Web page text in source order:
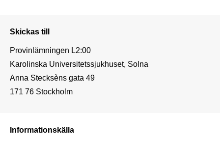
Skickas till
Provinlämningen L2:00
Karolinska Universitetssjukhuset, Solna
Anna Stecksèns gata 49
171 76 Stockholm
Informationskälla